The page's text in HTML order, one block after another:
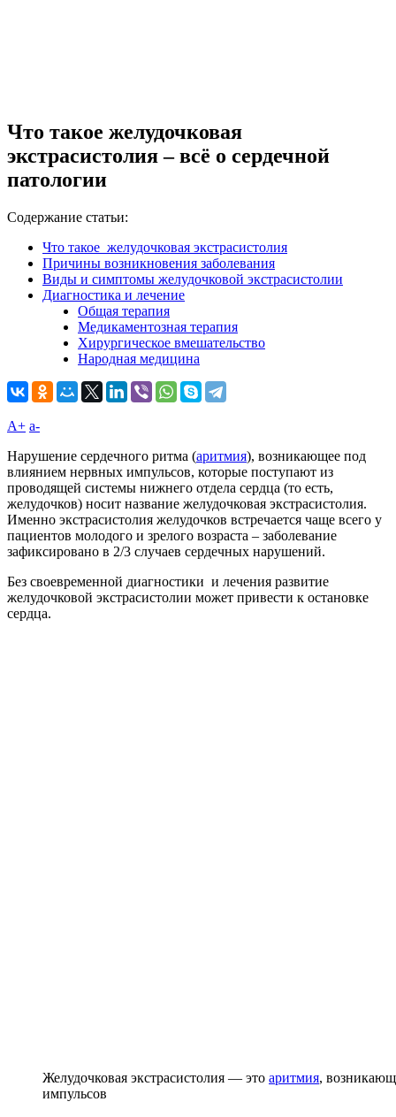
Что такое желудочковая
экстрасистолия – всё о сердечной
патологии
Содержание статьи:
Что такое желудочковая экстрасистолия
Причины возникновения заболевания
Виды и симптомы желудочковой экстрасистолии
Диагностика и лечение
Общая терапия
Медикаментозная терапия
Хирургическое вмешательство
Народная медицина
A+ а-
Нарушение сердечного ритма (аритмия), возникающее под
влиянием нервных импульсов, которые поступают из
проводящей системы нижнего отдела сердца (то есть,
желудочков) носит название желудочковая экстрасистолия.
Именно экстрасистолия желудочков встречается чаще всего у
пациентов молодого и зрелого возраста – заболевание
зафиксировано в 2/3 случаев сердечных нарушений.
Без своевременной диагностики и лечения развитие
желудочковой экстрасистолии может привести к остановке
сердца.
Желудочковая экстрасистолия — это аритмия,
импульсов